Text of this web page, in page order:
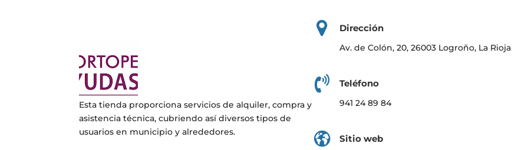
Esta tienda proporciona servicios de alquiler, compra y
asistencia técnica, cubriendo así diversos tipos de
usuarios en municipio y alrededores.
Dirección
Av. de Colón, 20, 26003 Logroño, La Rioja
Teléfono
941 24 89 84
Sitio web